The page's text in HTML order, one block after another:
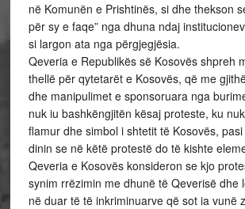
në Komunën e Prishtinës, si dhe thekson
për sy e faqe” nga dhuna ndaj
si largon ata nga përgjegjësia.
Qeveria e Republikës së Kosovës shpreh
thellë për qytetarët e Kosovës, që me
dhe manipulimet e sponsoruara nga
nuk iu bashkëngjitën kësaj proteste, ku
flamur dhe simbol i shtetit të Kosovës,
dinin se në këtë protestë do të kishte
Qeveria e Kosovës konsideron se kjo
synim rrëzimin me dhunë të Qeverisë dhe
në duar të të inkriminuarve që sot ia vunë